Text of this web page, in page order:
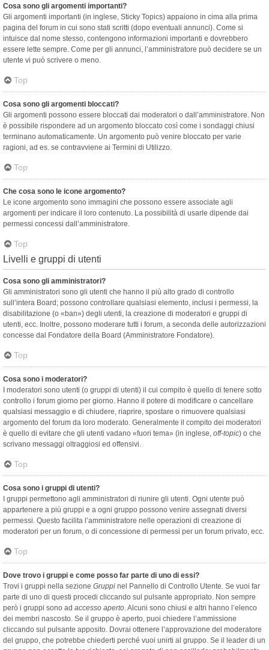
Cosa sono gli argomenti importanti?
Gli argomenti importanti (in inglese, Sticky Topics) appaiono in cima alla prima
pagina del forum in cui sono stati scritti (dopo eventuali annunci). Come si
intuisce dal nome stesso, contengono informazioni importanti e dovrebbero
essere lette sempre. Come per gli annunci, l’amministratore può decidere se un
utente vi può scrivere o meno.
Top
Cosa sono gli argomenti bloccati?
Gli argomenti possono essere bloccati dai moderatori o dall’amministratore. Non
è possibile rispondere ad un argomento bloccato così come i sondaggi chiusi
terminano automaticamente. Un argomento può venire bloccato per varie
ragioni, ad es. se contravviene ai Termini di Utilizzo.
Top
Che cosa sono le icone argomento?
Le icone argomento sono immagini che possono essere associate agli
argomenti per indicare il loro contenuto. La possibilità di usarle dipende dai
permessi concessi dall’amministratore.
Top
Livelli e gruppi di utenti
Cosa sono gli amministratori?
Gli amministratori sono gli utenti che hanno il più alto grado di controllo
sull’intera Board; possono controllare qualsiasi elemento, inclusi i permessi, la
disabilitazione (o «ban») degli utenti, la creazione di moderatori e gruppi di
utenti, ecc. Inoltre, possono moderare tutti i forum, a seconda delle autorizzazioni
concesse dal Fondatore della Board (Amministratore Fondatore).
Top
Cosa sono i moderatori?
I moderatori sono utenti (o gruppi di utenti) il cui compito è quello di tenere sotto
controllo i forum giorno per giorno. Hanno il potere di modificare o cancellare
qualsiasi messaggio e di chiudere, riaprire, spostare o rimuovere qualsiasi
argomento del forum da loro moderato. Generalmente il compito dei moderatori
è quello di evitare che gli utenti vadano «fuori tema» (in inglese, off-topic) o che
scrivano messaggi oltraggiosi ed offensivi.
Top
Cosa sono i gruppi di utenti?
I gruppi permettono agli amministratori di riunire gli utenti. Ogni utente può
appartenere a più gruppi e a ogni gruppo possono venire assegnati diversi
permessi. Questo facilita l’amministratore nelle operazioni di creazione di
moderatori per un forum, o di concessione di permessi per un forum privato, ecc.
Top
Dove trovo i gruppi e come posso far parte di uno di essi?
Trovi i gruppi nella sezione Gruppi nel Pannello di Controllo Utente. Se vuoi far
parte di uno di questi procedi cliccando sul pulsante appropriato. Non sempre
però i gruppi sono ad accesso aperto. Alcuni sono chiusi e altri hanno l’elenco
dei membri nascosto. Se il gruppo è aperto, puoi chiedere l’ammissione
cliccando sul pulsante apposito. Dovrai ottenere l’approvazione del moderatore
del gruppo, che potrebbe chiederti perché vuoi unirti al gruppo. Se il leader di un